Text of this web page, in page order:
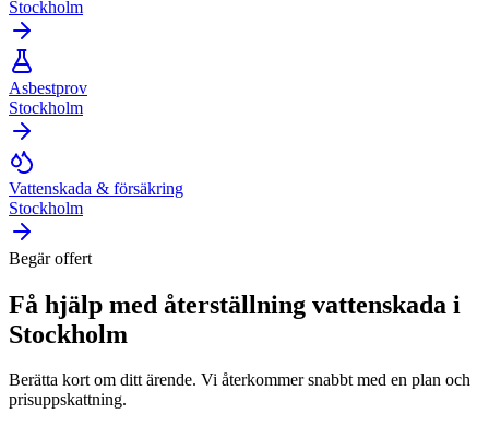
Stockholm
Asbestprov
Stockholm
Vattenskada & försäkring
Stockholm
Begär offert
Få hjälp med återställning vattenskada i
Stockholm
Berätta kort om ditt ärende. Vi återkommer snabbt med en plan och
prisuppskattning.